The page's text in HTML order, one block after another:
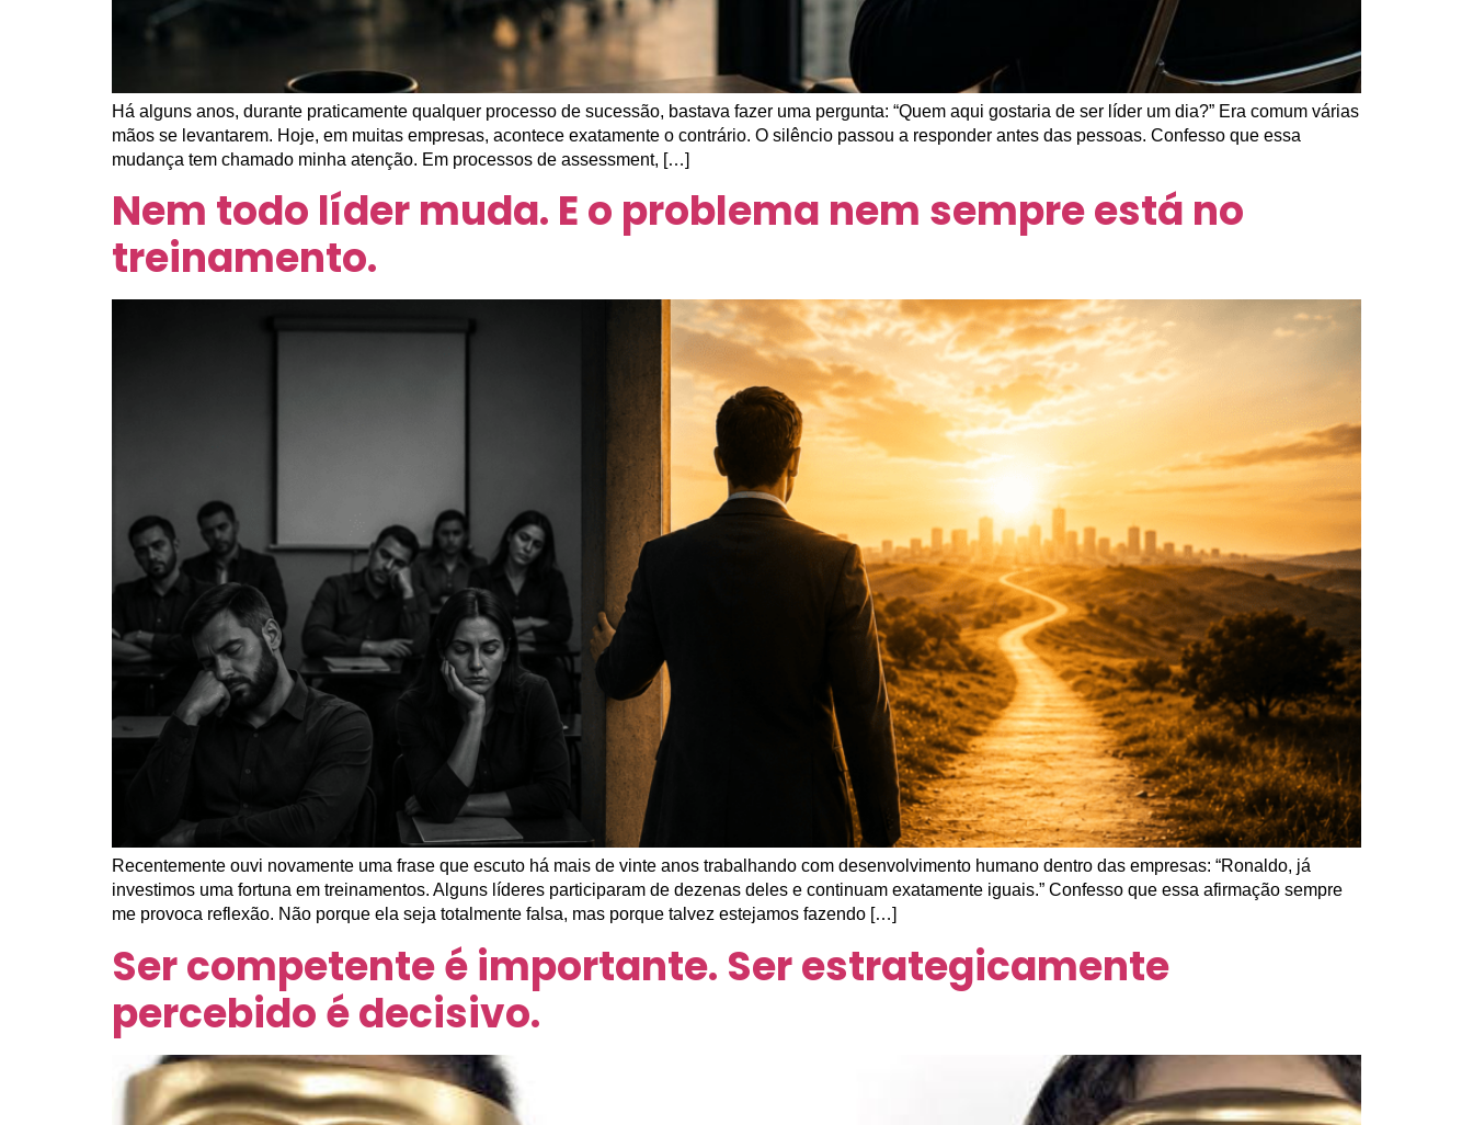
Há alguns anos, durante praticamente qualquer processo de sucessão, bastava fazer uma pergunta: “Quem aqui gostaria de ser líder um dia?” Era comum várias
mãos se levantarem. Hoje, em muitas empresas, acontece exatamente o contrário. O silêncio passou a responder antes das pessoas. Confesso que essa
mudança tem chamado minha atenção. Em processos de assessment, […]
Nem todo líder muda. E o problema nem sempre está no
treinamento.
Recentemente ouvi novamente uma frase que escuto há mais de vinte anos trabalhando com desenvolvimento humano dentro das empresas: “Ronaldo, já
investimos uma fortuna em treinamentos. Alguns líderes participaram de dezenas deles e continuam exatamente iguais.” Confesso que essa afirmação sempre
me provoca reflexão. Não porque ela seja totalmente falsa, mas porque talvez estejamos fazendo […]
Ser competente é importante. Ser estrategicamente
percebido é decisivo.